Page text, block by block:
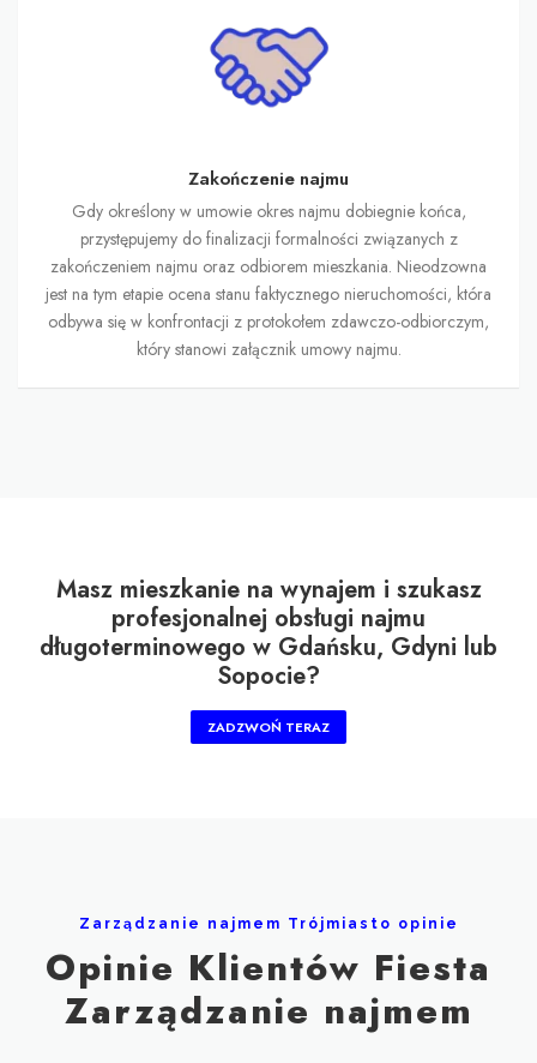
Zakończenie najmu
Gdy określony w umowie okres najmu dobiegnie końca,
przystępujemy do finalizacji formalności związanych z
zakończeniem najmu oraz odbiorem mieszkania. Nieodzowna
jest na tym etapie ocena stanu faktycznego nieruchomości, która
odbywa się w konfrontacji z protokołem zdawczo-odbiorczym,
który stanowi załącznik umowy najmu.
Masz mieszkanie na wynajem i szukasz
profesjonalnej obsługi najmu
długoterminowego w Gdańsku, Gdyni lub
Sopocie?
ZADZWOŃ TERAZ
Zarządzanie najmem Trójmiasto opinie
Opinie Klientów Fiesta
Zarządzanie najmem